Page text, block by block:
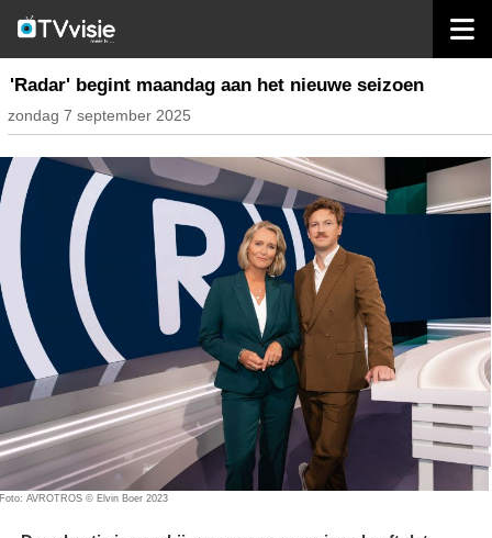
inhoud nederland
'Radar' begint maandag aan het nieuwe seizoen
zondag 7 september 2025
Foto: AVROTROS © Elvin Boer 2023